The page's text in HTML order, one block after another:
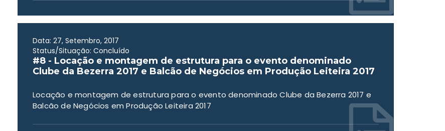
Data: 27, Setembro, 2017
Status/Situação: Concluído
#8 - Locação e montagem de estrutura para o evento denominado
Clube da Bezerra 2017 e Balcão de Negócios em Produção Leiteira 2017
Locação e montagem de estrutura para o evento denominado Clube da Bezerra 2017 e
Balcão de Negócios em Produção Leiteira 2017